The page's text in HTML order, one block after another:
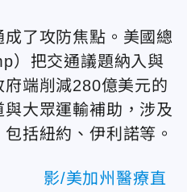
了攻防焦點。美國總
）把交通議題納入與
端削減280億美元的
大眾運輸補助，涉及
括紐約、伊利諾等。
影/美加州醫療直